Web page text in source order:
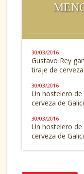
30/03/2016
Gustavo Rey
tiraje de cerveza
30/03/2016
Un hostelero
cerveza de
30/03/2016
Un hostelero
cerveza de